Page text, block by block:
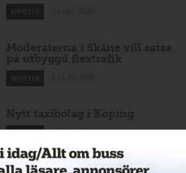
NYHETER
Moderaterna i Skåne vill satsa
på utbyggd flextrafik
NYHETER
Nytt taxibolag i Köping
12 juni 2026